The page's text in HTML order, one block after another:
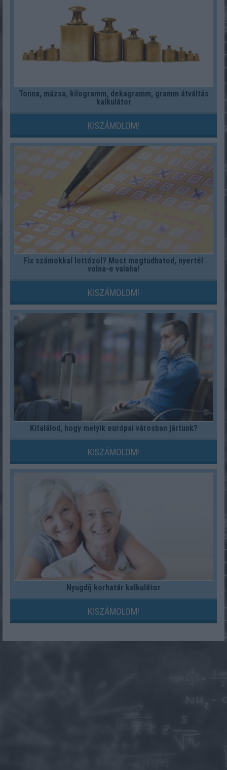
Tonna, mázsa, kilogramm, dekagramm, gramm átváltás
kalkulátor
KISZÁMOLOM!
Fix számokkal lottózol? Most megtudhatod, nyertél
volna-e valaha!
KISZÁMOLOM!
Kitalálod, hogy melyik európai városban jártunk?
KISZÁMOLOM!
Nyugdíj korhatár kalkulátor
KISZÁMOLOM!